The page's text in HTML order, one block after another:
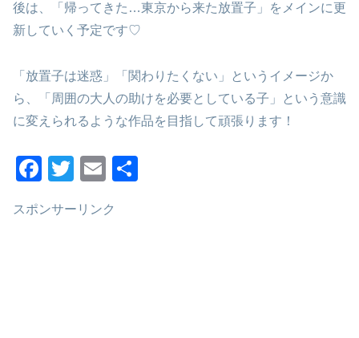
後は、「帰ってきた…東京から来た放置子」をメインに更
新していく予定です♡
「放置子は迷惑」「関わりたくない」というイメージか
ら、「周囲の大人の助けを必要としている子」という意識
に変えられるような作品を目指して頑張ります！
F
c
T
tt
E
ail
スポンサーリンク